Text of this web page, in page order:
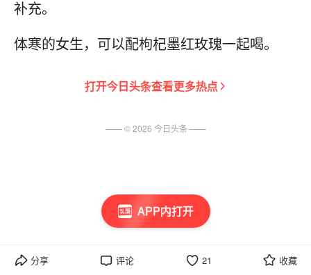
APP内打开
补充。
体寒的女生，可以配枸杞墨红玫瑰一起喝。
打开今日头条查看更多热点
分享 评论 21 收藏
—— ©2026 今日头条 ——